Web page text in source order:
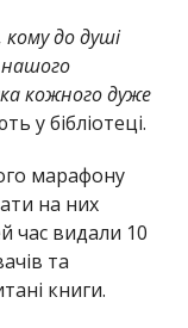
до душі
нашого
кожного дуже
у бібліотеці.
марафону
на них
час видали 10
та
книги.